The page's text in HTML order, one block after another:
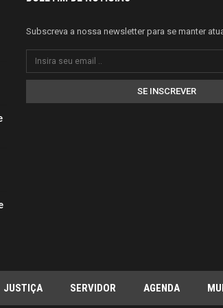
Subscreva a nossa newsletter para se manter
SE INSCREVER
JUSTIÇA SERVIDOR AGENDA